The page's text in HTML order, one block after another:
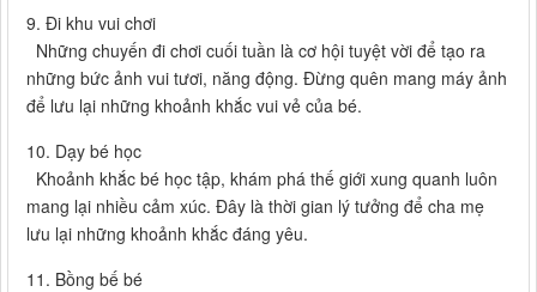
9. Đi khu vui chơi
Những chuyến đi chơi cuối tuần là cơ hội tuyệt vời để tạo ra
những bức ảnh vui tươi, năng động. Đừng quên mang máy ảnh
để lưu lại những khoảnh khắc vui vẻ của bé.
10. Dạy bé học
Khoảnh khắc bé học tập, khám phá thế giới xung quanh luôn
mang lại nhiều cảm xúc. Đây là thời gian lý tưởng để cha mẹ
lưu lại những khoảnh khắc đáng yêu.
11. Bồng bế bé